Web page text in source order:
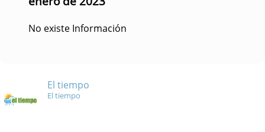
No existe Información
El tiempo
El tiempo